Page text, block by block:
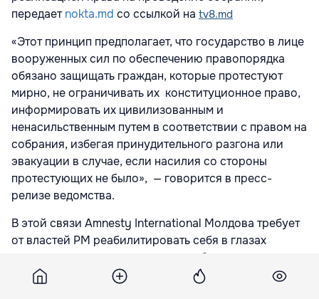
передаетnokta.md со ссылкой на tv8.md
«Этот принцип предполагает, что государство в лице
вооруженных сил по обеспечению правопорядка
обязано защищать граждан, которые протестуют
мирно, не ограничивать их конституционное право,
информировать их цивилизованным и
ненасильственным путем в соответствии с правом на
собрания, избегая принудительного разгона или
эвакуации в случае, если насилия со стороны
протестующих не было», — говорится в пресс-
релизе ведомства.
В этой связи Amnesty International Молдова требует
от властей РМ реабилитировать себя в глазах
мирных протестующих, чьи права были явно
нарушены 27 августа; возместить как можно скорее